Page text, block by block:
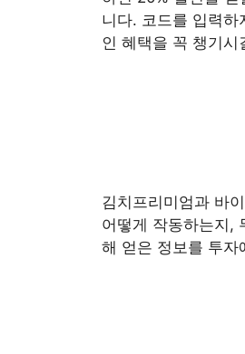
니다. 코드를 입력
인 혜택을 꼭 챙기시
김치프리미엄과 바
어떻게 작동하는지,
해 얻은 정보를 투자